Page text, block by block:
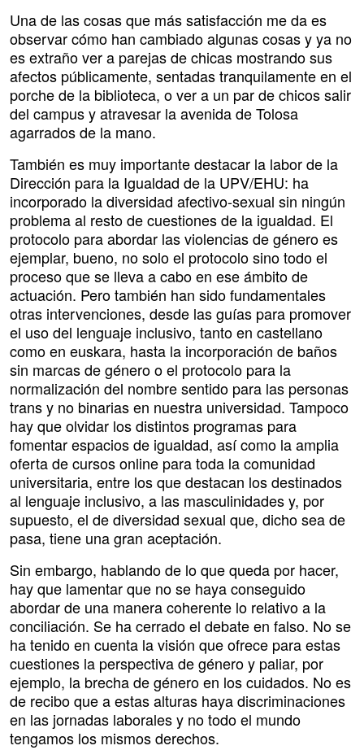
Una de las cosas que más satisfacción me da es
observar cómo han cambiado algunas cosas y ya no
es extraño ver a parejas de chicas mostrando sus
afectos públicamente, sentadas tranquilamente en el
porche de la biblioteca, o ver a un par de chicos salir
del campus y atravesar la avenida de Tolosa
agarrados de la mano.
También es muy importante destacar la labor de la
Dirección para la Igualdad de la UPV/EHU: ha
incorporado la diversidad afectivo-sexual sin ningún
problema al resto de cuestiones de la igualdad. El
protocolo para abordar las violencias de género es
ejemplar, bueno, no solo el protocolo sino todo el
proceso que se lleva a cabo en ese ámbito de
actuación. Pero también han sido fundamentales
otras intervenciones, desde las guías para promover
el uso del lenguaje inclusivo, tanto en castellano
como en euskara, hasta la incorporación de baños
sin marcas de género o el protocolo para la
normalización del nombre sentido para las personas
trans y no binarias en nuestra universidad. Tampoco
hay que olvidar los distintos programas para
fomentar espacios de igualdad, así como la amplia
oferta de cursos online para toda la comunidad
universitaria, entre los que destacan los destinados
al lenguaje inclusivo, a las masculinidades y, por
supuesto, el de diversidad sexual que, dicho sea de
pasa, tiene una gran aceptación.
Sin embargo, hablando de lo que queda por hacer,
hay que lamentar que no se haya conseguido
abordar de una manera coherente lo relativo a la
conciliación. Se ha cerrado el debate en falso. No se
ha tenido en cuenta la visión que ofrece para estas
cuestiones la perspectiva de género y paliar, por
ejemplo, la brecha de género en los cuidados. No es
de recibo que a estas alturas haya discriminaciones
en las jornadas laborales y no todo el mundo
tengamos los mismos derechos.